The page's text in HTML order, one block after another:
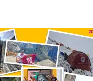
León e incluyen, además
del evento, una guía
recomendaciones
por especialistas para
con seguridad León, 7
2026. La programación […]